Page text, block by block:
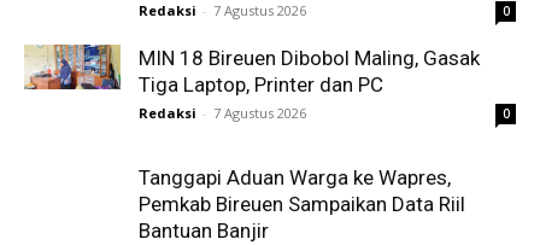
Redaksi - 7 Agustus 2026 0
MIN 18 Bireuen Dibobol Maling, Gasak
Tiga Laptop, Printer dan PC
Redaksi - 7 Agustus 2026 0
Tanggapi Aduan Warga ke Wapres,
Pemkab Bireuen Sampaikan Data Riil
Bantuan Banjir